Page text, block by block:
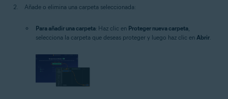
Añade o elimina una carpeta seleccionada:
Para añadir una carpeta: Haz clic en Proteger nueva carpeta,
selecciona la carpeta que deseas proteger y luego haz clic en Abrir.